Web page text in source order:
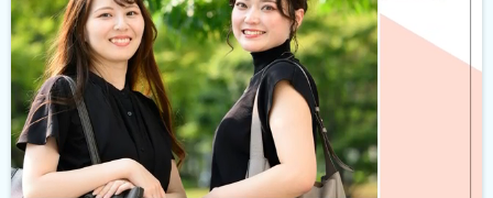
駅、西天下茶屋駅、三国駅(大阪府)、横堤駅、住ノ江駅、喜連瓜破
駅、大阪梅田駅(阪急線)、堺筋本町駅、堺駅、深井駅、石津川駅、
栂・美木多駅、新金岡駅、北野田駅、石橋阪大前駅、大阪城北詰
駅、なんば駅(地下鉄)、西大橋駅、弁天町駅、北千里駅、曽根駅
(大阪府)、南摂津駅、大日駅、長堀橋駅、枚方公園駅、高槻駅、り
んくうタウン駅、八尾南駅、千里中央駅(北大阪急行)、古川橋駅、
伏見桃山駅、馬堀駅、淀駅、松井山手駅、常盤駅(京都府)、西京極
駅、醍醐駅(京都府)、六地蔵駅(京都市営)、洛西口駅、二条駅、五
条駅(京都市営)、上鳥羽口駅、貴船口駅、桃山駅、大池駅、中埠頭
駅、星の駅、岡本駅(兵庫県)、滝の茶屋駅、湊川公園駅、山陽天満